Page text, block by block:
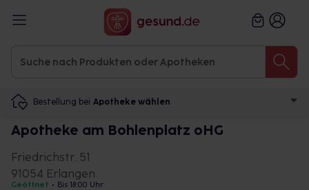
Bestellung bei Apotheke wählen
Apotheke am Bohlenplatz oHG
Friedrichstr. 51
91054 Erlangen
Geöffnet • Bis 18:00 Uhr